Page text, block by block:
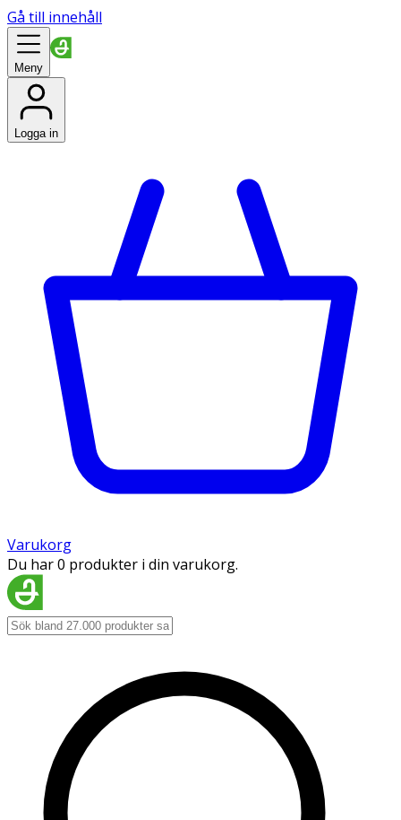
Gå till innehåll
Meny
Logga in
Varukorg
Du har 0 produkter i din varukorg.